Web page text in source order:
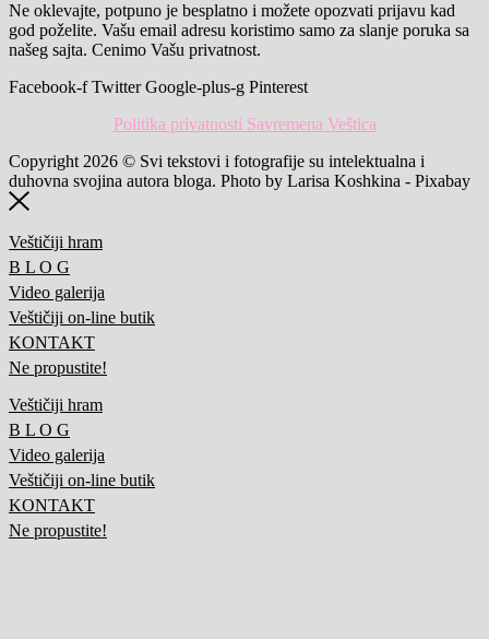
Ne oklevajte, potpuno je besplatno i možete opozvati prijavu kad
god poželite. Vašu email adresu koristimo samo za slanje poruka sa
našeg sajta. Cenimo Vašu privatnost.
Facebook-f Twitter Google-plus-g Pinterest
Politika privatnosti Savremena Veštica
Copyright 2026 © Svi tekstovi i fotografije su intelektualna i
duhovna svojina autora bloga. Photo by Larisa Koshkina - Pixabay
Veštičiji hram
B L O G
Video galerija
Veštičiji on-line butik
KONTAKT
Ne propustite!
Veštičiji hram
B L O G
Video galerija
Veštičiji on-line butik
KONTAKT
Ne propustite!